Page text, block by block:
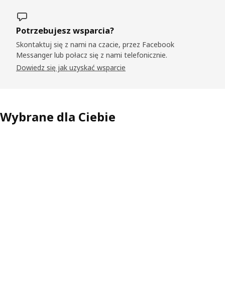
Potrzebujesz wsparcia?
Skontaktuj się z nami na czacie, przez Facebook
Messanger lub połacz się z nami telefonicznie.
Dowiedz się jak uzyskać wsparcie
Wybrane dla Ciebie